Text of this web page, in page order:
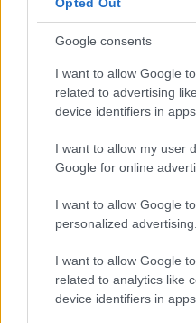
Google consents
I want to allow Google
related to advertising
device identifiers in apps.
I want to allow my user
Google for online
I want to allow Google
personalized advertising.
I want to allow Google
related to analytics like
device identifiers in apps.
μέσα σε λίγους μήνες,
ως «Mariel boatlift». Η
νησί, που ξεκίνησε κατά
πανδημίας Covid-19
Mariel, δεν δείχνει
Σύμφωνα με τον
Campos από την Αβάνα,